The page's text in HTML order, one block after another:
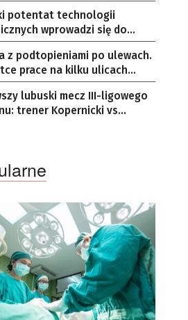
potentat technologii
wprowadzi się do
Góry
z podtopieniami po ulewach.
prace na kilku ulicach
lubuski mecz III-ligowego
trener Kopernicki vs